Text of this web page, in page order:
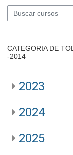
Buscar cursos
CATEGORIA DE
-2014
2023
2024
2025